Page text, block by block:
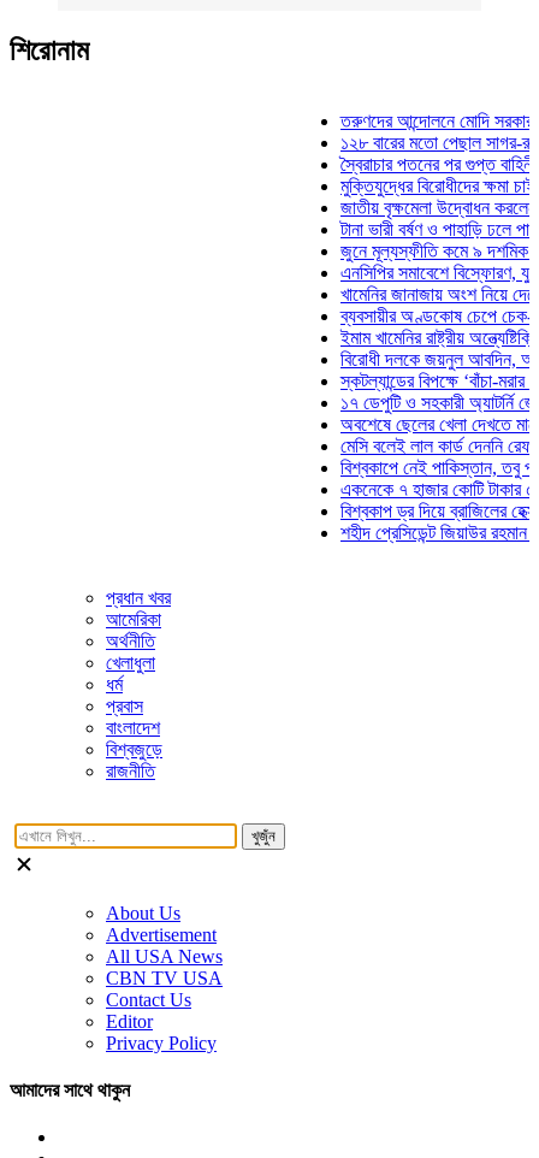
শিরোনাম
তরুণদের আন্দোলনে মোদি সরকার দুর্বল
১২৮ বারের মতো পেছাল সাগর-রুনি
স্বৈরাচার পতনের পর গুপ্ত বাহিনীর
মুক্তিযুদ্ধের বিরোধীদের ক্ষমা চাইতে
জাতীয় বৃক্ষমেলা উদ্বোধন করলেন
টানা ভারী বর্ষণ ও পাহাড়ি ঢলে পানিবন্দি
জুনে মূল্যস্ফীতি কমে ৯ দশমিক ১৬
এনসিপির সমাবেশে বিস্ফোরণ, যুবলীগের
খামেনির জানাজায় অংশ নিয়ে দেশে
ব্যবসায়ীর অণ্ডকোষ চেপে চেক-
ইমাম খামেনির রাষ্ট্রীয়
বিরোধী দলকে জয়নুল আবদিন, আপনারা
স্কটল্যান্ডের বিপক্ষে ‘বাঁচা-মরার
১৭ ডেপুটি ও সহকারী অ্যাটর্নি
অবশেষে ছেলের খেলা দেখতে মাঠে
মেসি বলেই লাল কার্ড দেননি রেফারি!
বিশ্বকাপে নেই পাকিস্তান, তবু প্রতিটি
একনেকে ৭ হাজার কোটি টাকার ৫
বিশ্বকাপ ড্র দিয়ে ব্রাজিলের হেক্সা
শহীদ প্রেসিডেন্ট জিয়াউর রহমান
প্রধান খবর
আমেরিকা
অর্থনীতি
খেলাধুলা
ধর্ম
প্রবাস
বাংলাদেশ
বিশ্বজুড়ে
রাজনীতি
খুজুঁন
About Us
Advertisement
All USA News
CBN TV USA
Contact Us
Editor
Privacy Policy
আমাদের সাথে থাকুন